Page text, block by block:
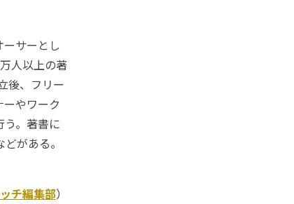
サーとし
人以上の著
後、フリー
やワーク
。著書に
がある。
チ編集部）